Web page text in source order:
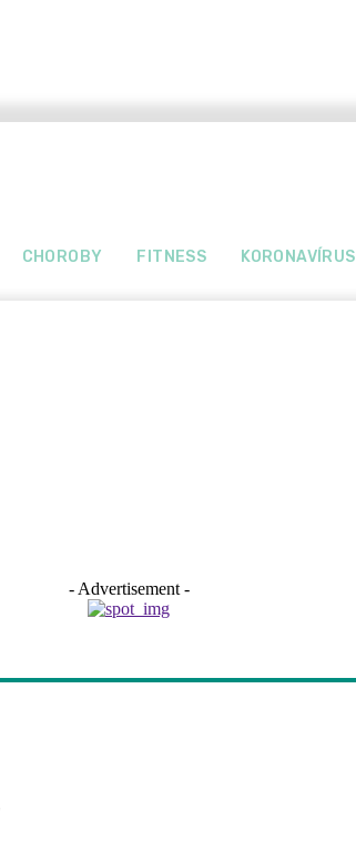
CHOROBY FITNESS KORONAVÍRUS
- Advertisement -